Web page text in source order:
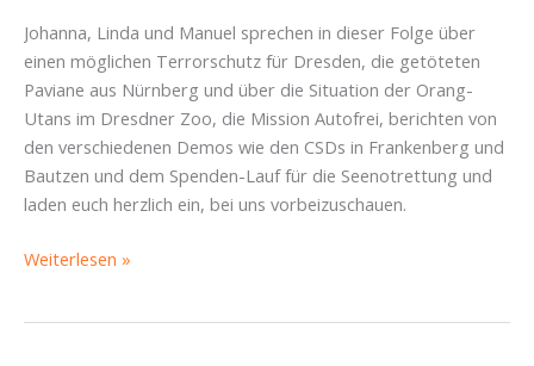
Johanna, Linda und Manuel sprechen in dieser Folge über
einen möglichen Terrorschutz für Dresden, die getöteten
Paviane aus Nürnberg und über die Situation der Orang-
Utans im Dresdner Zoo, die Mission Autofrei, berichten von
den verschiedenen Demos wie den CSDs in Frankenberg und
Bautzen und dem Spenden-Lauf für die Seenotrettung und
laden euch herzlich ein, bei uns vorbeizuschauen.
Totalitärer
Weiterlesen »